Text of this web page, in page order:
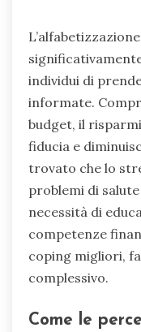
individui di
informate.
budget, il
fiducia e
trovato che lo
problemi di
necessità di
competenze
coping migliori,
complessivo.
Come le